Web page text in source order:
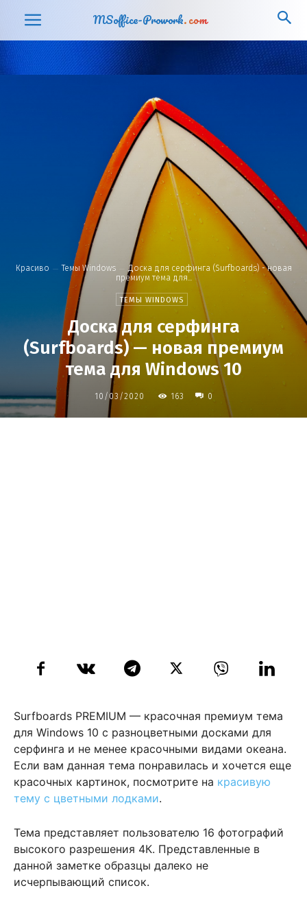
MSoffice-Prowork.com
Красиво Темы Windows
Доска для серфинга (Surfboards) - новая
премиум тема для...
ТЕМЫ WINDOWS
Доска для серфинга
(Surfboards) — новая премиум
тема для Windows 10
10/03/2020 163 0
Surfboards PREMIUM — красочная премиум тема
для Windows 10 c разноцветными досками для
серфинга и не менее красочными видами океана.
Если вам данная тема понравилась и хочется еще
красочных картинок, посмотрите на красивую
тему с цветными лодками.
Тема представляет пользователю 16 фотографий
высокого разрешения 4К. Представленные в
данной заметке образцы далеко не
исчерпывающий список.